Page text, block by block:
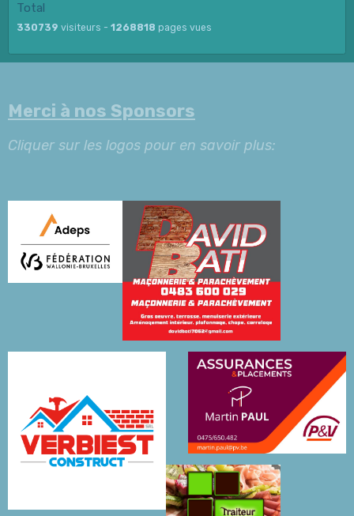
Total
330739 visiteurs - 1268818 pages vues
Merci à nos Sponsors
Cliquer sur les logos pour en savoir plus: